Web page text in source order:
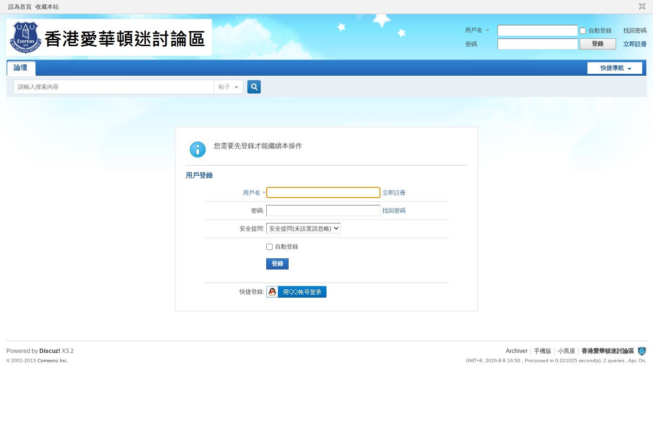
設為首頁 收藏本站
用戶名 自動登錄
找回密碼
密碼
登錄 立即註冊
快捷導航
論壇
帖子
索
您需要先登錄才能繼續本操作
用戶登錄
用戶名 立即註冊
密碼: 找回密碼
安全提問:
自動登錄
登錄
快捷登錄:
Archiver 手機版 小黑屋 香港愛華頓迷討論區
GMT+8, 2026-8-8 16:50 , Processed in 0.021025 second(s), 2 queries , Apc On.
Powered by Discuz! X3.2
© 2001-2013Comsenz Inc.